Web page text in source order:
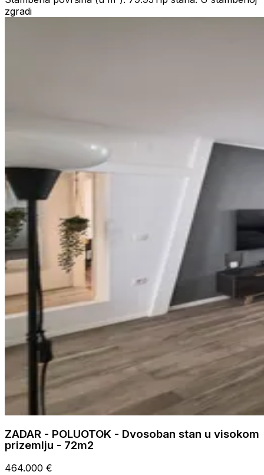
zgradi
ZADAR - POLUOTOK - Dvosoban stan u visokom
prizemlju - 72m2
464.000 €